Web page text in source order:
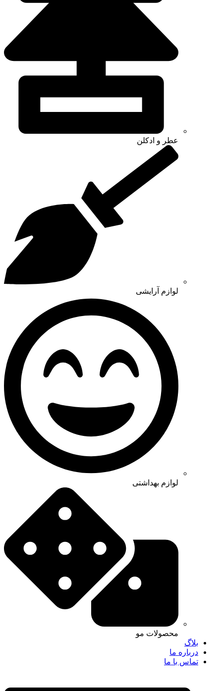
عطر و ادکلن
لوازم آرایشی
لوازم بهداشتی
محصولات مو
بلاگ
درباره ما
تماس با ما